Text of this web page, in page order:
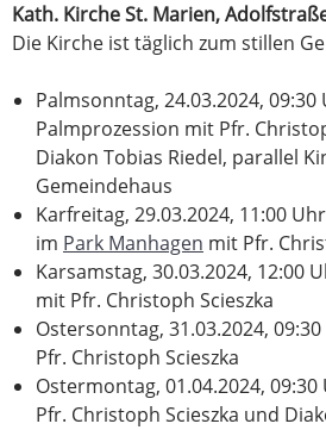
Kath. Kirche St. Marien,
Die Kirche ist täglich zum stillen
Palmsonntag, 24.03.2024,
Palmprozession mit Pfr.
Diakon Tobias Riedel, parallel
Gemeindehaus
Karfreitag, 29.03.2024, 11:00
im Park Manhagen mit Pfr.
Karsamstag, 30.03.2024, 12:00
mit Pfr. Christoph Scieszka
Ostersonntag, 31.03.2024,
Pfr. Christoph Scieszka
Ostermontag, 01.04.2024,
Pfr. Christoph Scieszka und